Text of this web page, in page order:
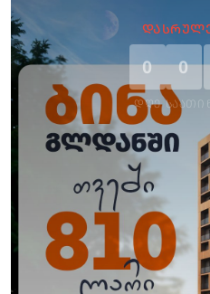
0
ᲓᲦᲔ
0
ᲡᲐᲐᲗᲘ